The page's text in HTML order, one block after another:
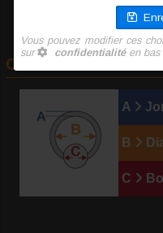
Commander
A
B
C